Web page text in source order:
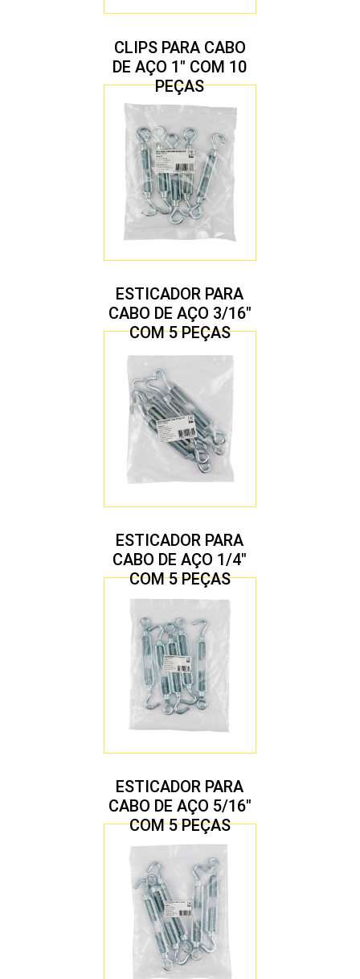
CLIPS PARA CABO
DE AÇO 1″ COM 10
PEÇAS
ESTICADOR PARA
CABO DE AÇO 3/16″
COM 5 PEÇAS
ESTICADOR PARA
CABO DE AÇO 1/4″
COM 5 PEÇAS
ESTICADOR PARA
CABO DE AÇO 5/16″
COM 5 PEÇAS